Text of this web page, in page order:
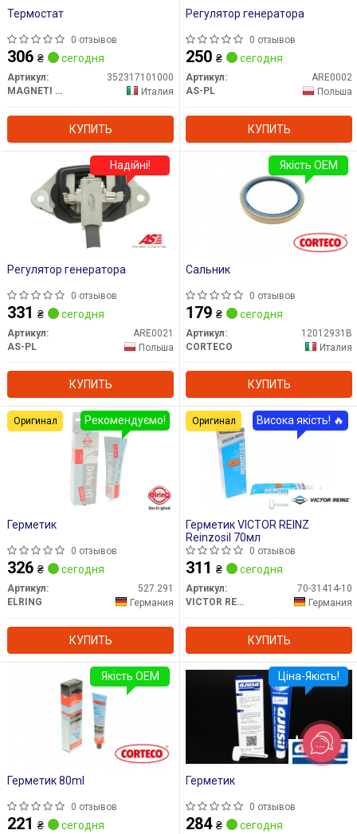
Термостат
0 отзывов
306 ₴ сегодня
Артикул:
352317101000
MAGNETI MARELLI
Италия
КУПИТЬ
Регулятор генератора
0 отзывов
250 ₴ сегодня
Артикул:
ARE0002
AS-PL
Польша
КУПИТЬ
Регулятор генератора
0 отзывов
331 ₴ сегодня
Артикул:
ARE0021
AS-PL
Польша
КУПИТЬ
Надійні!
Сальник
0 отзывов
179 ₴ сегодня
Артикул:
12012931B
CORTECO
Италия
КУПИТЬ
Якість OEM
Герметик
0 отзывов
326 ₴ сегодня
Артикул:
527.291
ELRING
Германия
КУПИТЬ
Рекомендуємо!
Оригинал
Герметик VICTOR REINZ
Reinzosil 70мл
0 отзывов
311 ₴ сегодня
Артикул:
70-31414-10
VICTOR REINZ
Германия
КУПИТЬ
Висока якість! 🔥
Оригинал
Герметик 80ml
0 отзывов
221 ₴ сегодня
Якість OEM
Герметик
0 отзывов
284 ₴ сегодня
Ціна-Якість!